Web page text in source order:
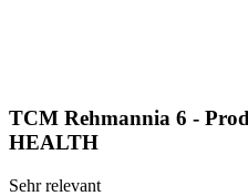
TCM Rehmannia 6 -
HEALTH
Sehr relevant